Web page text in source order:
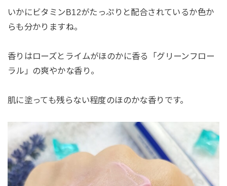
いかにビタミンB12がたっぷりと配合されているか色か
らも分かりますね。
香りはローズとライムがほのかに香る「グリーンフロー
ラル」の爽やかな香り。
肌に塗っても残らない程度のほのかな香りです。